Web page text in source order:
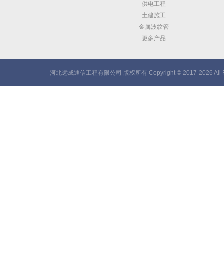
供电工程
土建施工
金属波纹管
更多产品
河北远成通信工程有限公司 版权所有 Copyright © 2017-2026